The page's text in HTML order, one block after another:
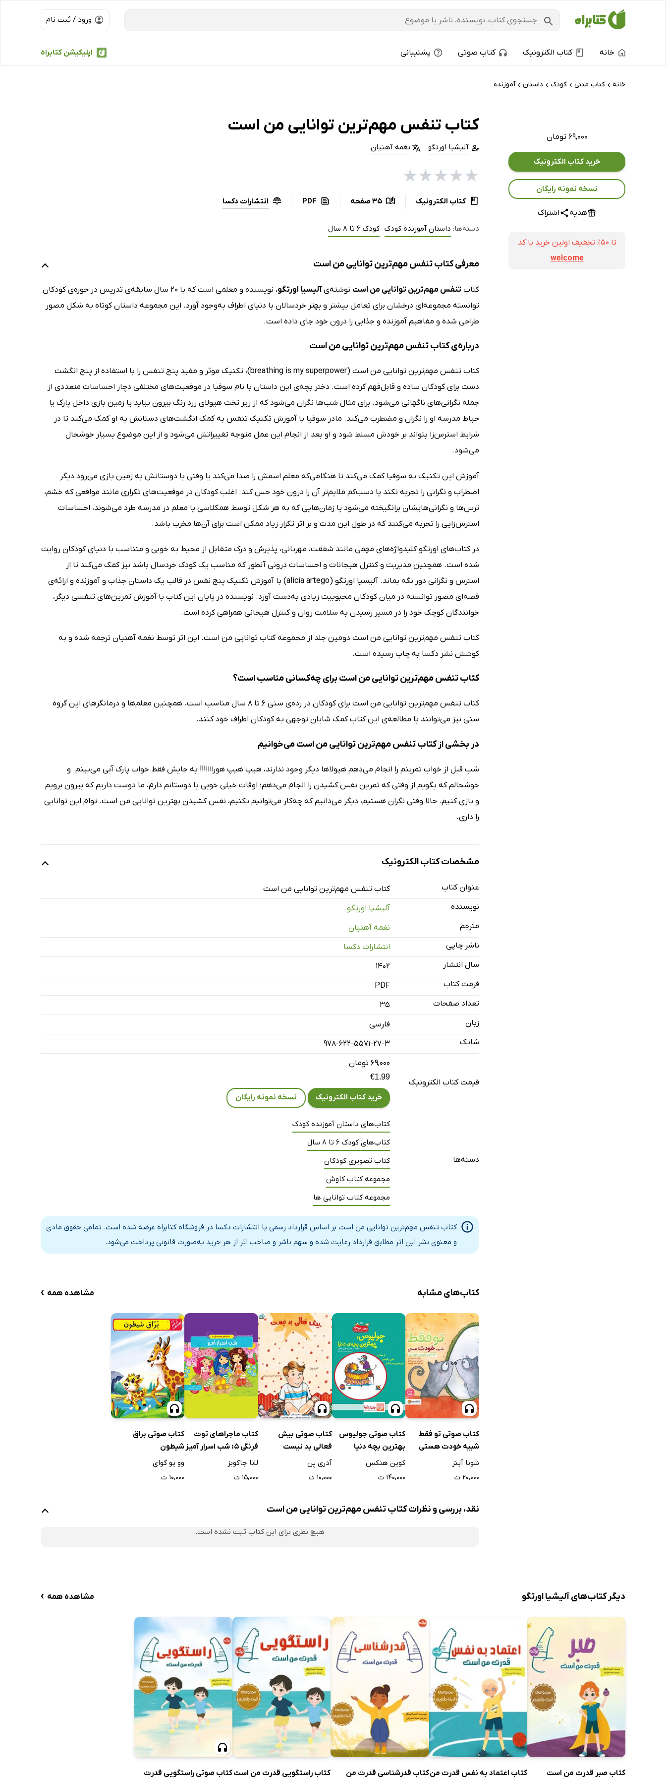
ورود / ثبت نام
اپلیکیشن کتابراه خانه کتاب الکترونیک کتاب صوتی پشتیبانی
خانه › کتاب‌ متنی › کودک › داستان › آموزنده
۶۹,۰۰۰ تومان
خرید کتاب الکترونیک
نسخه نمونه رایگان
هدیه اشتراک
تا ۵۰٪ تخفیف اولین خرید با کد
welcome
کتاب تنفس مهم‌ترین توانایی من است
آلیشیا اورتگو نغمه آهنیان
★
★
★
★
★
کتاب الکترونیک 35 صفحه PDF انتشارات دکسا
دسته‌ها: داستان آموزنده کودک کودک 6 تا 8 سال
معرفی کتاب تنفس مهم‌ترین توانایی من است
کتاب تنفس مهم‌ترین توانایی من است نوشته‌یآلیسیا اورتگو
، نویسنده و معلمی است که با 20 سال سابقه‌ی تدریس در حوزه‌ی کودکان
توانسته مجموعه‌ای درخشان برای تعامل بیشتر و بهتر خردسالان با دنیای اطراف به‌وجود آورد. این مجموعه داستان کوتاه به شکل مصور
طراحی شده و مفاهیم آموزنده و جذابی را درون خود جای داده است.
درباره‌ی کتاب تنفس مهم‌ترین توانایی من است
کتاب تنفس مهم‌ترین توانایی من است (breathing is my superpower)، تکنیک موثر و مفید پنج تنفس را با استفاده از پنج انگشت
دست برای کودکان ساده و قابل‌فهم کرده است. دختر بچه‌ی این داستان با نام سوفیا در موقعیت‌های مختلفی دچار احساسات متعددی از
جمله نگرانی‌های ناگهانی می‌شود. برای مثال شب‌ها نگران می‌شود که از زیر تخت هیولای زرد رنگ بیرون بیاید یا زمین بازی داخل پارک یا
حیاط مدرسه او را نگران و مضطرب می‌کند. مادر سوفیا با آموزش تکنیک تنفس به کمک انگشت‌های دستانش به او کمک می‌کند تا در
شرایط استرس‌زا بتواند بر خودش مسلط شود و او بعد از انجام این عمل متوجه تغییراتش می‌شود و از این موضوع بسیار خوشحال
می‌شود.
آموزش این تکنیک به سوفیا کمک می‌کند تا هنگامی‌که معلم اسمش را صدا می‌کند یا وقتی با دوستانش به زمین بازی می‌رود دیگر
اضطراب و نگرانی را تجربه نکند یا دستِ‌کم ملایم‌تر آن را درون خود حس کند. اغلب کودکان در موقعیت‌های تکراری مانند مواقعی که خشم،
ترس‌ها و نگرانی‌هایشان برانگیخته می‌شود یا زمان‌هایی که به هر شکل توسط همکلاسی یا معلم در مدرسه طرد می‌شوند، احساسات
استرس‌زایی را تجربه می‌کنند که در طول این مدت و بر اثر تکرار زیاد ممکن است برای آن‌ها مخرب باشد.
در کتاب‌های اورتگو کلیدواژه‌های مهمی مانند شفقت، مهربانی، پذیرش و درک متقابل از محیط به خوبی و متناسب با دنیای کودکان روایت
شده است. همچنین مدیریت و کنترل هیجانات و احساسات درونی آنطور که مناسب یک کودک خردسال باشد نیز کمک می‌کند تا از
استرس و نگرانی دور نگه بماند. آلیسیا اورتگو (alicia artego) با آموزش تکنیک پنج نفس در قالب یک داستان جذاب و آموزنده و ارائه‌ی
قصه‌ای مصور توانسته در میان کودکان محبوبیت زیادی به‌دست آورد. نویسنده در پایان این کتاب با آموزش تمرین‌های تنفسی دیگر،
خوانندگان کوچک خود را در مسیر رسیدن به سلامت روان و کنترل هیجانی همراهی کرده است.
کتاب تنفس مهم‌ترین توانایی من است دومین جلد از مجموعه کتاب توانایی من است. این اثر توسط نغمه آهنیان ترجمه شده و به
کوشش نشر دکسا به چاپ رسیده است.
کتاب تنفس مهم‌ترین توانایی من است برای چه‌کسانی مناسب است؟
کتاب تنفس مهم‌ترین توانایی من است برای کودکان در رده‌ی سنی 6 تا 8 سال مناسب است. همچنین معلم‌ها و درمانگرهای این گروه
سنی نیز می‌توانند با مطالعه‌ی این کتاب کمک شایان توجهی به کودکان اطراف خود کنند.
در بخشی از کتاب تنفس مهم‌ترین توانایی من است می‌خوانیم
شب قبل از خواب تمرینم را انجام می‌دهم هیولاها دیگر وجود ندارند، هیپ هیپ هوراااا!!! به‌ جایش فقط خواب پارک آبی می‌بینم. و
خوشحالم که بگویم از وقتی که تمرین نفس کشیدن را انجام می‌دهم؛ اوقات خیلی خوبی با دوستانم دارم، ما دوست داریم که بیرون برویم
و بازی کنیم. حالا وقتی نگران هستیم، دیگر می‌دانیم که چه‌کار می‌توانیم بکنیم، نفس کشیدن بهترین توانایی من است. توام این توانایی
را داری.
مشخصات کتاب الکترونیک
عنوان کتاب
کتاب تنفس مهم‌ترین توانایی من است
نویسنده
آلیشیا اورتگو
مترجم
نغمه آهنیان
ناشر چاپی
انتشارات دکسا
سال انتشار
۱۴۰۲
فرمت کتاب
PDF
تعداد صفحات
35
زبان
فارسی
شابک
978-622-5571-27-3
قیمت کتاب الکترونیک
۶۹,۰۰۰ تومان
€1.99
خرید کتاب الکترونیک نسخه نمونه رایگان
دسته‌ها
کتاب‌های داستان آموزنده کودک
کتاب‌های کودک 6 تا 8 سال
کتاب تصویری کودکان
مجموعه کتاب کاوش
مجموعه کتاب توانایی ها
کتاب تنفس مهم‌ترین توانایی من است بر اساس قرارداد رسمی با انتشارات دکسا در فروشگاه کتابراه عرضه شده است. تمامی حقوق مادی
و معنوی نشر این اثر مطابق قرارداد رعایت شده و سهم ناشر و صاحب اثر از هر خرید به‌صورت قانونی پرداخت می‌شود.
کتاب‌های مشابه مشاهده همه ›
کتاب صوتی تو فقط
شبیه خودت هستی
شونا آینز
۲۰,۰۰۰ ت
کتاب صوتی جولیوس
بهترین بچه دنیا
کوین هنکس
۱۴۰,۰۰۰ ت
کتاب صوتی بیش
فعالی بد نیست
آدری پن
۱۰,۰۰۰ ت
کتاب ماجراهای توت
فرنگی 5: شب اسرار آمیز
لانا جاکوبز
۱۵,۰۰۰ ت
کتاب صوتی براق
شیطون
وو یو گوای
۱۰,۰۰۰ ت
نقد، بررسی و نظرات کتاب تنفس مهم‌ترین توانایی من است
هیچ نظری برای این کتاب ثبت نشده است.
دیگر کتاب‌های آلیشیا اورتگو مشاهده همه ›
کتاب صبر قدرت من است کتاب اعتماد به نفس قدرت منکتاب قدرشناسی قدرت من کتاب راستگویی قدرت من استکتاب صوتی راستگویی قدرت